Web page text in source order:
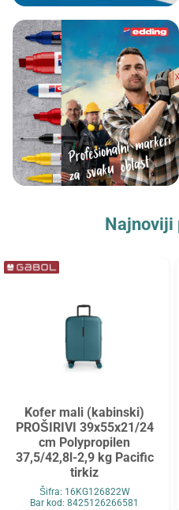
Najnoviji
Kofer mali (kabinski)
PROŠIRIVI 39x55x21/24
cm Polypropilen
37,5/42,8l-2,9 kg Pacific
tirkiz
Šifra: 16KG126822W
Bar kod: 8425126266581